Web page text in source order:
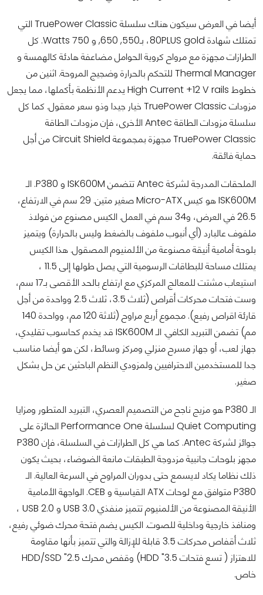
أيضا في العرض سيكون هناك سلسلة TruePower Classic التي
تمتلك شهادة 80PLUS gold، بـ550, 650, و 750 Watts. كل
الطرازات مجهزة مع مرواح كروية الحوامل مضاعفة هادئة كالهمسة و
Thermal Manager للتحكم بالحرارة وضجيج المروحة. اثنين من
خطوط High Current +12 V rails يدعم الأنظمة بأكملها، مما يجعل
مزودات TruePower Classic خيار جيدا وذو سعر معقول. كما كل
سلسلة مزودات الطاقة Antec الأخرى، فإن مزودات الطاقة
TruePower Classic مجهزة بمجموعة Circuit Shield من أجل
حماية فائقة.
الملحقات المدرجة لشركة Antec تتضمن ISK600M و P380. الـ
ISK600M هو كيس Micro-ATX صغير متين. 29 سم في الارتفاع،
26.5 في العرض، و34 سم في العمل. الكيس مصنوع من فولاذ
ملفوف عالبارد (أي أنبوب ملفوف بالضغط وليس بالحرارة) ويتميز
بلوحة أمامية أنيقة مصنوعة من الألمنيوم المصقول. هذا الكيس
يمتلك مساحة للبطاقات الرسومية التي يصل طولها إلى 11.5 ،
استيعاب مشتت للمعالج المركزي مع ارتفاع بالحد الأقصى بـ17 سم،
وست فتحات محركات أقراص (ثلاث 3.5، ثلاث 2.5 وواحدة من أجل
قارئة اقراص رفيع). مجموع أربع مراوح (ثلاثة 120 مم، وواحدة 140
مم) تضمن التبريد الكافي. الـ ISK600M قد يخدم كحاسوب تقليدي،
جهاز لعب، أو جهاز مسرح منزلي ومركز وسائط، لكن هو أيضا مناسب
جدا للمستخدمين الاحترافيين ولمزودي النظم الباحثين عن حل بشكل
صغير.
الـ P380 هو مزيج ناجح من التصميم العصري، التبريد المتطور ومزايا
Quiet Computing لسلسلة Performance One الحائزة على
جوائز لشركة Antec. كما هي كل الطرازات في السلسلة، فإن P380
مجهز بلوحات جانبية مزدوجة الطبقات مانعة الضوضاء، بحيث يكون
ذلك نظاما يكاد لايسمع حتى بدوران المراوح في السرعة العالية. الـ
P380 متوافق مع لوحات ATX القياسية و CEB. الواجهة الأمامية
الأنيقة المصنوعة من الألمنيوم تتميز منفذي USB 3.0 و USB 2.0 ،
ومنافذ خارجية وداخلية للصوت. الكيس يضم فتحة محرك ضوئي رفيع،
ثلاث أقفاص محركات 3.5 قابلة للإزالة والتي تتميز بأنها مقاومة
للاهتزاز ( تسع فتحات 3.5" HDD) وقفص محرك 2.5" HDD/SSD
خاص.